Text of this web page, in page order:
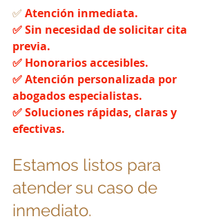
✅ Atención inmediata.
✅ Sin necesidad de solicitar cita
previa.
✅ Honorarios accesibles.
✅ Atención personalizada por
abogados especialistas.
✅ Soluciones rápidas, claras y
efectivas.
Estamos listos para
atender su caso de
inmediato.